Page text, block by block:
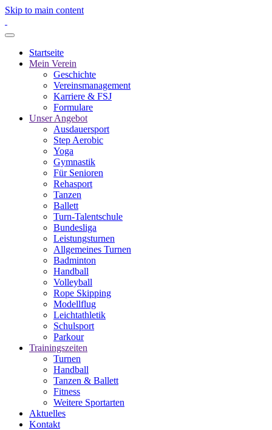
Skip to main content
Startseite
Mein Verein
Geschichte
Vereinsmanagement
Karriere & FSJ
Formulare
Unser Angebot
Ausdauersport
Step Aerobic
Yoga
Gymnastik
Für Senioren
Rehasport
Tanzen
Ballett
Turn-Talentschule
Bundesliga
Leistungsturnen
Allgemeines Turnen
Badminton
Handball
Volleyball
Rope Skipping
Modellflug
Leichtathletik
Schulsport
Parkour
Trainingszeiten
Turnen
Handball
Tanzen & Ballett
Fitness
Weitere Sportarten
Aktuelles
Kontakt